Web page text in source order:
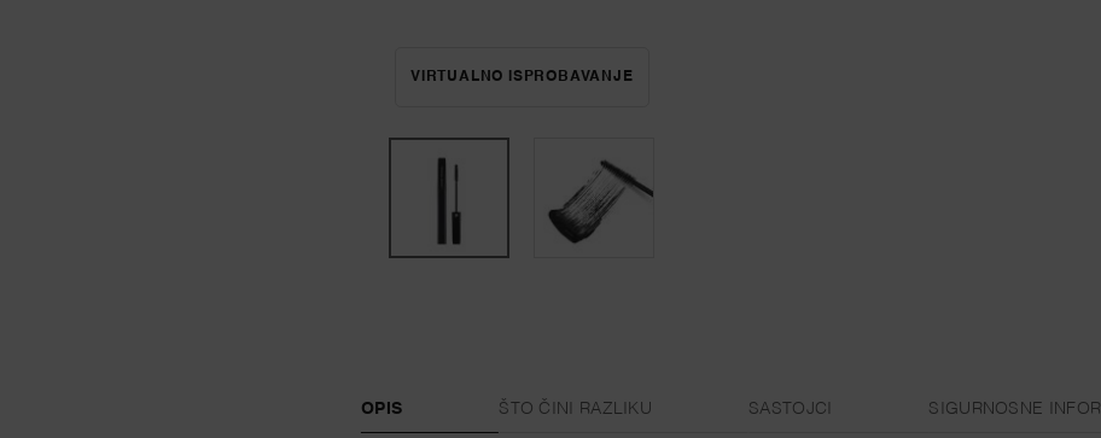
VIRTUALNO ISPROBAVANJE
OPIS ŠTO ČINI RAZLIKU SASTOJCI SIGURNOSNE